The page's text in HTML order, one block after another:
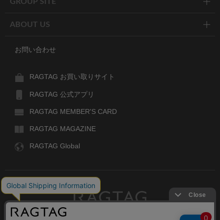
GROUP SITE
ABOUT US
お問い合わせ
RAGTAG お買い取りサイト
RAGTAG 公式アプリ
RAGTAG MEMBER'S CARD
RAGTAG MAGAZINE
RAGTAG Global
デザイナーズブランドのユーズド・セレクトショップ